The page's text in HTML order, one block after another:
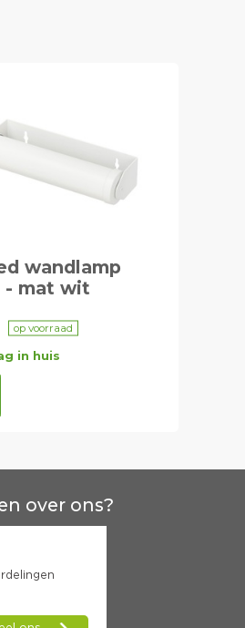
wandlamp
- mat wit
op voorraad
in huis
over ons?